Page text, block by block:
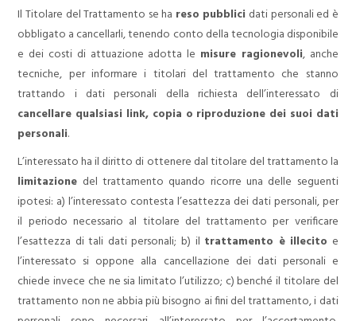
Il Titolare del Trattamento se ha reso pubblici dati personali ed è
obbligato a cancellarli, tenendo conto della tecnologia disponibile
e dei costi di attuazione adotta le misure ragionevoli, anche
tecniche, per informare i titolari del trattamento che stanno
trattando i dati personali della richiesta dell’interessato di
cancellare qualsiasi link, copia o riproduzione dei suoi dati
personali.
L’interessato ha il diritto di ottenere dal titolare del trattamento la
limitazione del trattamento quando ricorre una delle seguenti
ipotesi: a) l’interessato contesta l’esattezza dei dati personali, per
il periodo necessario al titolare del trattamento per verificare
l’esattezza di tali dati personali; b) il trattamento è illecito e
l’interessato si oppone alla cancellazione dei dati personali e
chiede invece che ne sia limitato l’utilizzo; c) benché il titolare del
trattamento non ne abbia più bisogno ai fini del trattamento, i dati